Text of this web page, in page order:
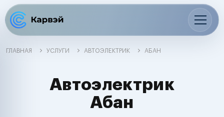
ГЛАВНАЯ УСЛУГИ АВТОЭЛЕКТРИК АБАН
Автоэлектрик
Абан